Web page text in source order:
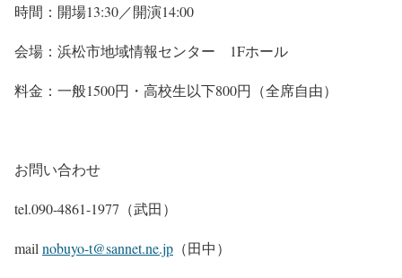
時間：開場13:30／開演14:00
会場：浜松市地域情報センター 1Fホール
料金：一般1500円・高校生以下800円（全席自由）
お問い合わせ
tel.090-4861-1977（武田）
mail nobuyo-t@sannet.ne.jp （田中）